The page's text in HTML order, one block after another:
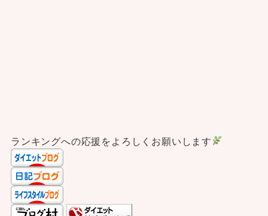
ランキングへの応援をよろしくお願いします